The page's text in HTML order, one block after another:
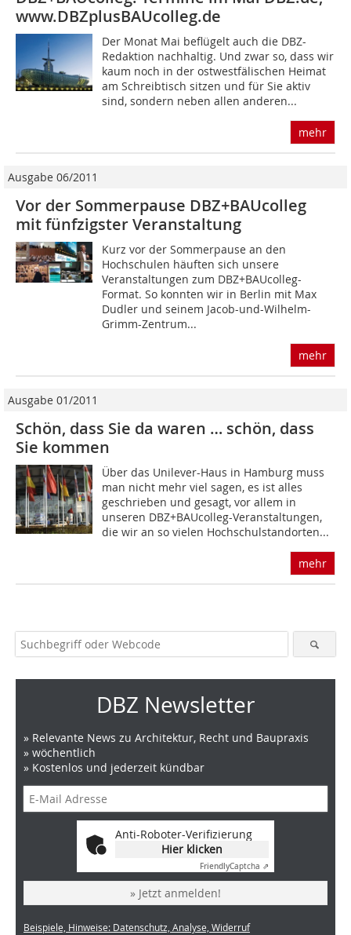
www.DBZplusBAUcolleg.de
Der Monat Mai beflügelt auch die DBZ-
Redaktion nachhaltig. Und zwar so, dass wir
kaum noch in der ostwestfälischen Heimat
am Schreibtisch sitzen und für Sie aktiv
sind, sondern neben allen anderen...
mehr
Ausgabe 06/2011
Vor der Sommerpause DBZ+BAUcolleg
mit fünfzigster Veranstaltung
Kurz vor der Sommerpause an den
Hochschulen häuften sich unsere
Veranstaltungen zum DBZ+BAUcolleg-
Format. So konnten wir in Berlin mit Max
Dudler und seinem Jacob-und-Wilhelm-
Grimm-Zentrum...
mehr
Ausgabe 01/2011
Schön, dass Sie da waren … schön, dass
Sie kommen
Über das Unilever-Haus in Hamburg muss
man nicht mehr viel sagen, es ist alles
geschrieben und gesagt, vor allem in
unseren DBZ+BAUcolleg-Veranstaltungen,
die wir an so vielen Hoch­schulstandorten...
mehr
DBZ Newsletter
» Relevante News zu Architektur, Recht und Baupraxis
» wöchentlich
» Kostenlos und jederzeit kündbar
Anti-Roboter-Verifizierung
Hier klicken
FriendlyCaptcha ⇗
» Jetzt anmelden!
Beispiele, Hinweise: Datenschutz, Analyse, Widerruf